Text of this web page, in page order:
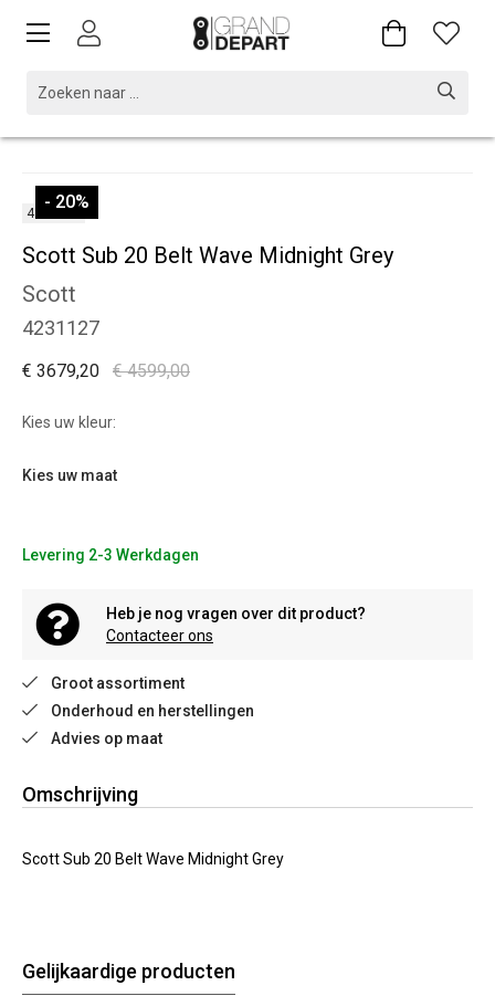
- 20%
4231127
Scott Sub 20 Belt Wave Midnight Grey
Scott
4231127
€ 4599,00
€ 3679,20
Kies uw kleur:
Kies uw maat
Levering 2-3 Werkdagen
Heb je nog vragen over dit product?
Contacteer ons
Groot assortiment
Onderhoud en herstellingen
Advies op maat
Omschrijving
Scott Sub 20 Belt Wave Midnight Grey
Gelijkaardige producten